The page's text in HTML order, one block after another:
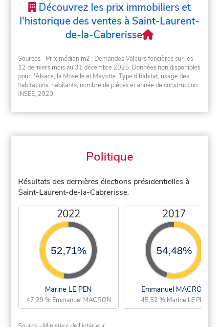
Découvrez les prix immobiliers et
l'historique des ventes à Saint-Laurent-
de-la-Cabrerisse
Sources - Prix médian m2 : Demandes Valeurs foncières sur les
12 derniers mois au 31 décembre 2025. Données non disponibles
pour l'Alsace, la Moselle et Mayotte. Type d'habitat, usage des
habitations, habitants, nombre de pièces et année de construction :
INSEE, 2020.
Politique
Résultats des dernières élections présidentielles à
Saint-Laurent-de-la-Cabrerisse.
2022
52,71%
Marine LE PEN
47,29 % Emmanuel MACRON
2017
54,48%
Emmanuel MACRON
45,52 % Marine LE PEN